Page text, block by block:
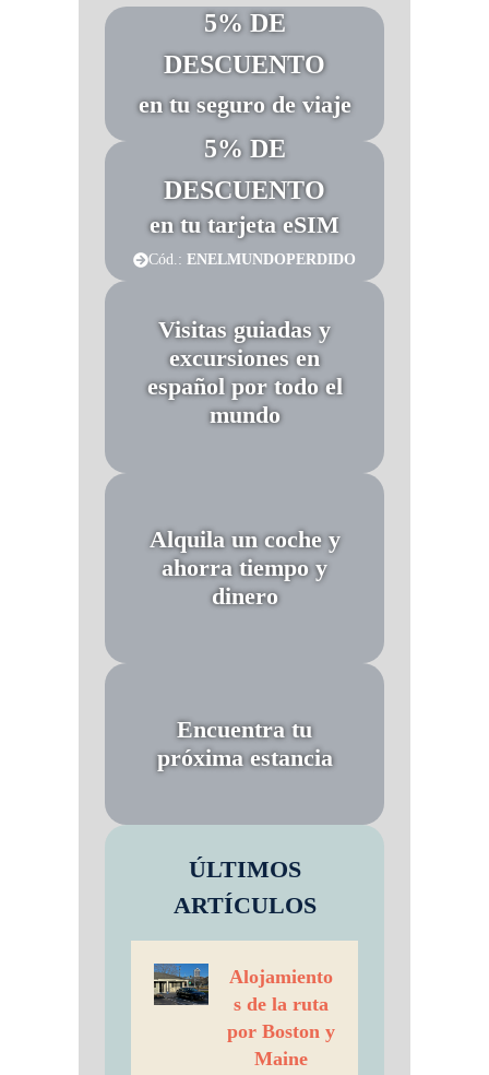
5% DE
DESCUENTO
en tu seguro de viaje
5% DE
DESCUENTO
en tu tarjeta eSIM
Cód.: ENELMUNDOPERDIDO
Visitas guiadas y
excursiones en
español por todo el
mundo
Alquila un coche y
ahorra tiempo y
dinero
Encuentra tu
próxima estancia
ÚLTIMOS
ARTÍCULOS
Alojamiento
s de la ruta
por Boston y
Maine